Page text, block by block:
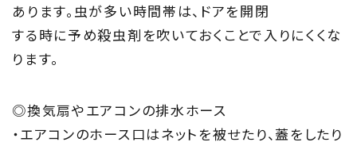
あります。虫が多い時間帯は、ドアを開閉
する時に予め殺虫剤を吹いておくことで入りにくくな
ります。
◎換気扇やエアコンの排水ホース
・エアコンのホース口はネットを被せたり、蓋をしたり